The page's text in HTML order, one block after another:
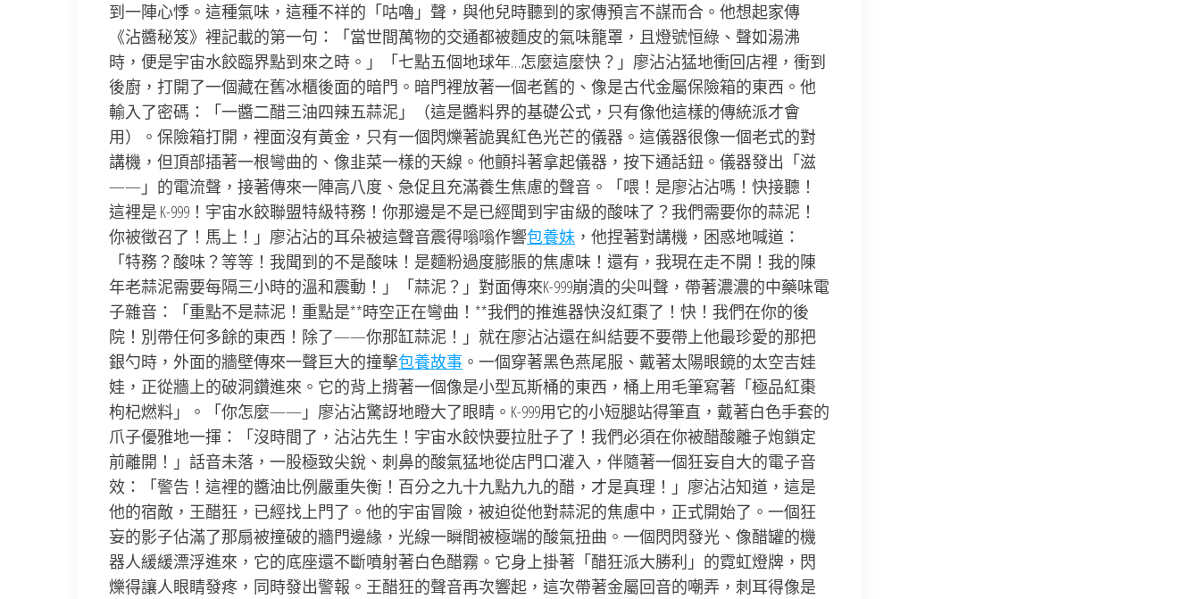
到一陣心悸。這種氣味，這種不祥的「咕嚕」聲，與他兒時聽到的家傳預言不謀而合。他想起家傳
《沾醬秘笈》裡記載的第一句：「當世間萬物的交通都被麵皮的氣味籠罩，且燈號恒綠、聲如湯沸
時，便是宇宙水餃臨界點到來之時。」「七點五個地球年…怎麼這麼快？」廖沾沾猛地衝回店裡，衝到
後廚，打開了一個藏在舊冰櫃後面的暗門。暗門裡放著一個老舊的、像是古代金屬保險箱的東西。他
輸入了密碼：「一醬二醋三油四辣五蒜泥」（這是醬料界的基礎公式，只有像他這樣的傳統派才會
用）。保險箱打開，裡面沒有黃金，只有一個閃爍著詭異紅色光芒的儀器。這儀器很像一個老式的對
講機，但頂部插著一根彎曲的、像韭菜一樣的天線。他顫抖著拿起儀器，按下通話鈕。儀器發出「滋
——」的電流聲，接著傳來一陣高八度、急促且充滿養生焦慮的聲音。「喂！是廖沾沾嗎！快接聽！
這裡是 K-999！宇宙水餃聯盟特級特務！你那邊是不是已經聞到宇宙級的酸味了？我們需要你的蒜泥！
你被徵召了！馬上！」廖沾沾的耳朵被這聲音震得嗡嗡作響包養妹 ，他捏著對講機，困惑地喊道：
「特務？酸味？等等！我聞到的不是酸味！是麵粉過度膨脹的焦慮味！還有，我現在走不開！我的陳
年老蒜泥需要每隔三小時的溫和震動！」「蒜泥？」對面傳來K-999崩潰的尖叫聲，帶著濃濃的中藥味電
子雜音：「重點不是蒜泥！重點是**時空正在彎曲！**我們的推進器快沒紅棗了！快！我們在你的後
院！別帶任何多餘的東西！除了——你那缸蒜泥！」就在廖沾沾還在糾結要不要帶上他最珍愛的那把
銀勺時，外面的牆壁傳來一聲巨大的撞擊包養故事 。一個穿著黑色燕尾服、戴著太陽眼鏡的太空吉娃
娃，正從牆上的破洞鑽進來。它的背上揹著一個像是小型瓦斯桶的東西，桶上用毛筆寫著「極品紅棗
枸杞燃料」。「你怎麼——」廖沾沾驚訝地瞪大了眼睛。K-999用它的小短腿站得筆直，戴著白色手套的
爪子優雅地一揮：「沒時間了，沾沾先生！宇宙水餃快要拉肚子了！我們必須在你被醋酸離子炮鎖定
前離開！」話音未落，一股極致尖銳、刺鼻的酸氣猛地從店門口灌入，伴隨著一個狂妄自大的電子音
效：「警告！這裡的醬油比例嚴重失衡！百分之九十九點九九的醋，才是真理！」廖沾沾知道，這是
他的宿敵，王醋狂，已經找上門了。他的宇宙冒險，被迫從他對蒜泥的焦慮中，正式開始了。一個狂
妄的影子佔滿了那扇被撞破的牆門邊緣，光線一瞬間被極端的酸氣扭曲。一個閃閃發光、像醋罐的機
器人緩緩漂浮進來，它的底座還不斷噴射著白色醋霧。它身上掛著「醋狂派大勝利」的霓虹燈牌，閃
爍得讓人眼睛發疼，同時發出警報。王醋狂的聲音再次響起，這次帶著金屬回音的嘲弄，刺耳得像是